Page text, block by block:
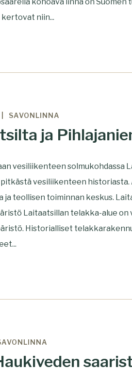
kertovat niin...
SAVONLINNA
ja
vesiliikenteen solmukohdassa
vesiliikenteen
ja teollisen toiminnan keskus.
Laitaatsillan telakka-alue
Historialliset